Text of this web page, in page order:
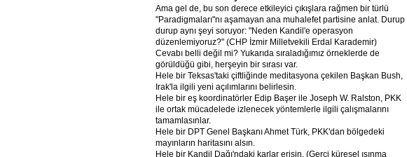
Ama gel de, bu son derece etkileyici çıkışlara rağmen bir türlü
"Paradigmaları"nı aşamayan ana muhalefet partisine anlat. Durup
durup aynı şeyi soruyor: "Neden Kandil'e operasyon
düzenlemiyoruz?" (CHP İzmir Milletvekili Erdal Karademir)
Cevabı belli değil mi? Yukarıda sıraladığımız örneklerde de
görüldüğü gibi, herşeyin bir sırası var.
Hele bir Teksas'taki çiftliğinde meditasyona çekilen Başkan Bush,
Irak'la ilgili yeni açılımlarını belirlesin.
Hele bir eş koordinatörler Edip Başer ile Joseph W. Ralston, PKK
ile ortak mücadelede izlenecek yöntemlerle ilgili çalışmalarını
tamamlasınlar.
Hele bir DPT Genel Başkanı Ahmet Türk, PKK'dan bölgedeki
mayınların haritasını alsın.
Hele bir Kandil Dağı'ndaki karlar erisin. (Gerçi küresel ısınma